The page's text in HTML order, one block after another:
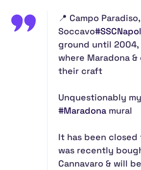
📍 Campo Paradiso,
Soccavo
ground until
where Maradona
their craft
Unquestionably
#Maradona mural
It has been
was recently
Cannavaro & will